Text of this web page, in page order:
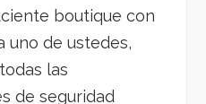
boutique con
uno de ustedes,
las
de seguridad